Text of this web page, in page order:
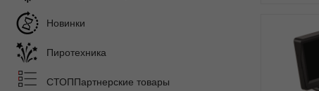
Новинки
Пиротехника
СТОППартнерские товары